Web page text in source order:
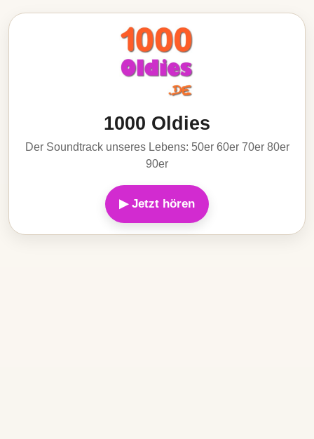
1000 Oldies
Der Soundtrack unseres Lebens: 50er 60er 70er 80er
90er
▶ Jetzt hören